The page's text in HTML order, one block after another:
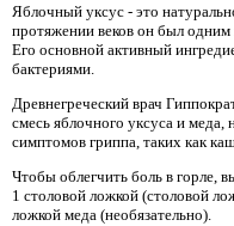
Яблочный уксус - это
протяжении веков он был
Его основной активный
бактериями.
Древнегреческий врач
смесь яблочного уксуса и
симптомов гриппа, таких как
Чтобы облегчить боль в горле,
1 столовой ложкой (столовой
ложкой меда (необязательно).